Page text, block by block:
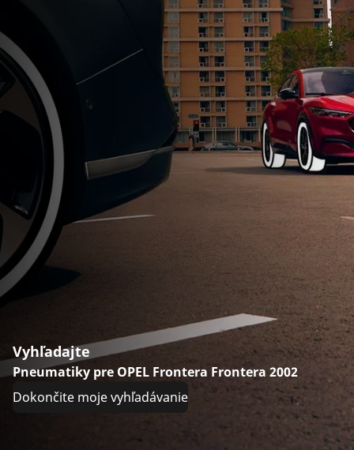
Vyhľadajte
Pneumatiky pre OPEL Frontera Frontera 2002
Dokončite moje vyhľadávanie